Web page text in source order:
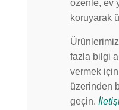
özenle, ev
koruyarak
fazla bilgi
vermek
üzerinden
geçin.